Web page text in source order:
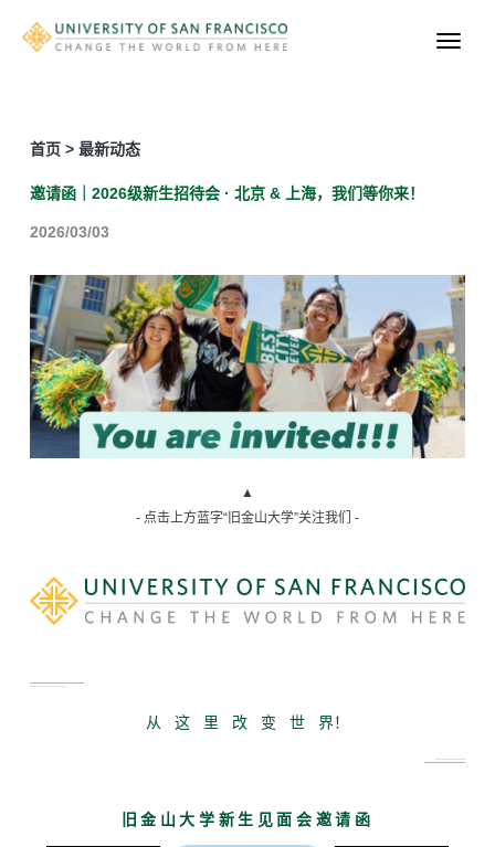
首页 > 最新动态
邀请函｜2026级新生招待会 · 北京 & 上海，我们等你来！
2026/03/03
▲
- 点击上方蓝字“旧金山大学”关注我们 -
从 这 里 改 变 世 界！
旧金山大学新生见面会邀请函